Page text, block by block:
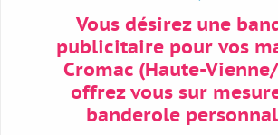
Vous désirez une
publicitaire pour vos
Cromac (Haute-
offrez vous sur
banderole